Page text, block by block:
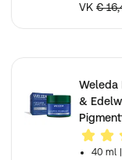
VK €
Weleda
&
40 ml